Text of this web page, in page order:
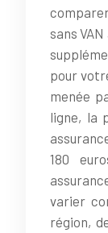
sans
pour
menée
ligne, la
180
varier
région,